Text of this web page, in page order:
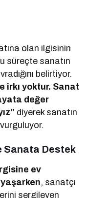
olan ilgisinin
süreçte sanatın
belirtiyor.
irkı yoktur. Sanat
değer
diyerek sanatın
Sanata Destek
ev
, sanatçı
sergileyen